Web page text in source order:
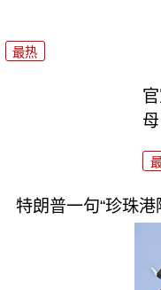
最热
特朗普一句“珍珠